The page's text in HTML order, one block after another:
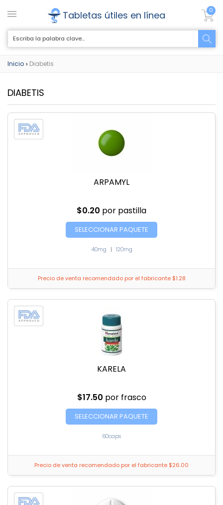
Tabletas útiles en línea 0
Inicio > Diabetis
DIABETIS
ARPAMYL
$0.20 por pastilla
SELECCIONAR PAQUETE
40mg | 120mg
Precio de venta recomendado por el fabricante $1.28
KARELA
$17.50 por frasco
SELECCIONAR PAQUETE
60caps
Precio de venta recomendado por el fabricante $26.00